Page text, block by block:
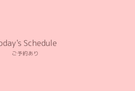
Schedule
ご予約あり